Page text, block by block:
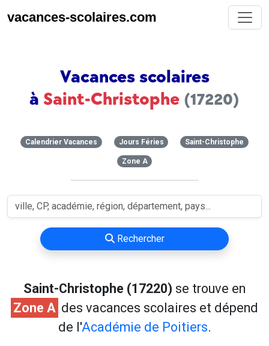
vacances-scolaires.com
Vacances scolaires
à Saint-Christophe (17220)
Calendrier Vacances Jours Féries Saint-Christophe
Zone A
Rechercher
Saint-Christophe (17220) se trouve en
Zone A des vacances scolaires et dépend
de l'Académie de Poitiers.